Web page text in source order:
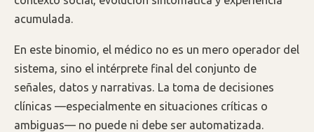
acumulada.
En este binomio, el médico no es un mero operador del
sistema, sino el intérprete final del conjunto de
señales, datos y narrativas. La toma de decisiones
clínicas —especialmente en situaciones críticas o
ambiguas— no puede ni debe ser automatizada.